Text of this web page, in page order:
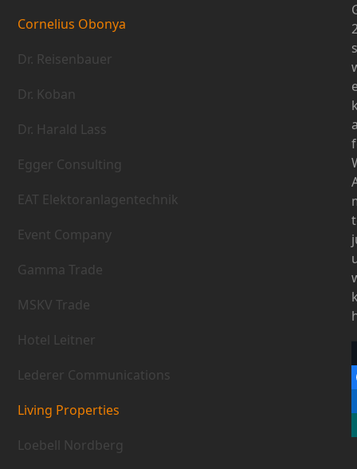
Cornelius Obonya
Dr. Reisenbauer
Dr. Koban
Dr. Harald Lass
Egger Consulting
EAT Elektoranlagentechnik
Event Company
Gamma Trade
MSKV Trade
Hotel Leitner
Lederer Communications
Living Properties
Loebell Nordberg